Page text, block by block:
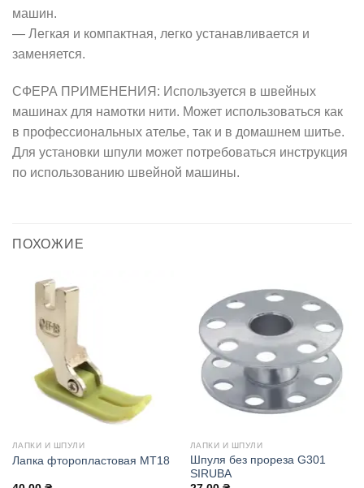
машин.
— Легкая и компактная, легко устанавливается и
заменяется.
СФЕРА ПРИМЕНЕНИЯ: Используется в швейных
машинах для намотки нити. Может использоваться как
в профессиональных ателье, так и в домашнем шитье.
Для установки шпули может потребоваться инструкция
по использованию швейной машины.
ПОХОЖИЕ
ЛАПКИ И ШПУЛИ
Лапка фторопластовая МТ18
ЛАПКИ И ШПУЛИ
Шпуля без прореза G301
SIRUBA